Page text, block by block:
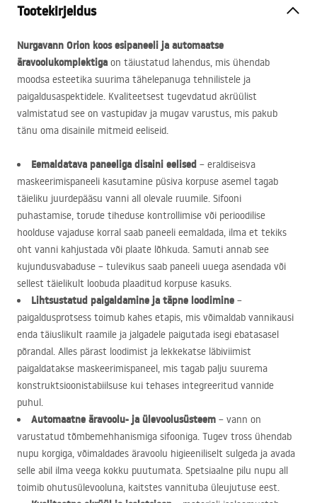
Tootekirjeldus
Nurgavann Orion koos esipaneeli ja automaatse
äravoolukomplektiga on täiustatud lahendus, mis ühendab
moodsa esteetika suurima tähelepanuga tehnilistele ja
paigaldusaspektidele. Kvaliteetsest tugevdatud akrüülist
valmistatud see on vastupidav ja mugav varustus, mis pakub
tänu oma disainile mitmeid eeliseid.
Eemaldatava paneeliga disaini eelised – eraldiseisva
maskeerimispaneeli kasutamine püsiva korpuse asemel tagab
täieliku juurdepääsu vanni all olevale ruumile. Sifooni
puhastamise, torude tiheduse kontrollimise või perioodilise
hoolduse vajaduse korral saab paneeli eemaldada, ilma et tekiks
oht vanni kahjustada või plaate lõhkuda. Samuti annab see
kujundusvabaduse – tulevikus saab paneeli uuega asendada või
sellest täielikult loobuda plaaditud korpuse kasuks.
Lihtsustatud paigaldamine ja täpne loodimine –
paigaldusprotsess toimub kahes etapis, mis võimaldab vannikausi
enda täiuslikult raamile ja jalgadele paigutada isegi ebatasasel
põrandal. Alles pärast loodimist ja lekkekatse läbiviimist
paigaldatakse maskeerimispaneel, mis tagab palju suurema
konstruktsioonistabiilsuse kui tehases integreeritud vannide
puhul.
Automaatne äravoolu- ja ülevoolusüsteem – vann on
varustatud tõmbemehhanismiga sifooniga. Tugev tross ühendab
nupu korgiga, võimaldades äravoolu higieeniliselt sulgeda ja avada
selle abil ilma veega kokku puutumata. Spetsiaalne pilu nupu all
toimib ohutusülevooluna, kaitstes vannituba üleujutuse eest.